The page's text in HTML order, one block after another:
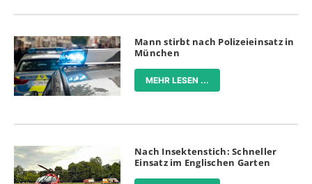
Mann stirbt nach Polizeieinsatz in
München
MEHR LESEN ...
Nach Insektenstich: Schneller
Einsatz im Englischen Garten